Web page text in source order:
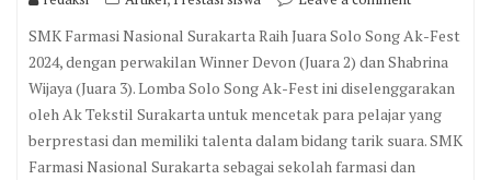
SMK Farmasi Nasional Surakarta Raih Juara Solo Song Ak-Fest
2024, dengan perwakilan Winner Devon (Juara 2) dan Shabrina
Wijaya (Juara 3). Lomba Solo Song Ak-Fest ini diselenggarakan
oleh Ak Tekstil Surakarta untuk mencetak para pelajar yang
berprestasi dan memiliki talenta dalam bidang tarik suara. SMK
Farmasi Nasional Surakarta sebagai sekolah farmasi dan